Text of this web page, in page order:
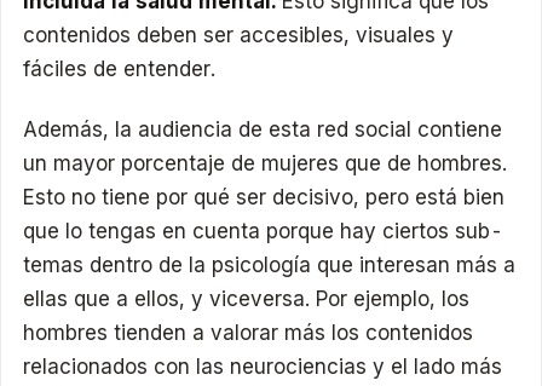
contenidos deben ser accesibles, visuales y
fáciles de entender.
Además, la audiencia de esta red social contiene
un mayor porcentaje de mujeres que de hombres.
Esto no tiene por qué ser decisivo, pero está bien
que lo tengas en cuenta porque hay ciertos sub-
temas dentro de la psicología que interesan más a
ellas que a ellos, y viceversa. Por ejemplo, los
hombres tienden a valorar más los contenidos
relacionados con las neurociencias y el lado más